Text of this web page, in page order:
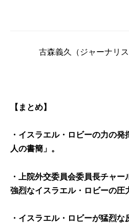
古森義久 （ジャーナリ
【まとめ】
・イスラエル・ロビーの力の
人の書簡」。
・上院外交委員会委員長チャ
強烈なイスラエル・ロビーの圧
・イスラエル・ロビーが猛烈